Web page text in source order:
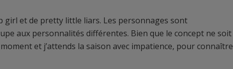
girl et de pretty little liars. Les personnages sont
aux personnalités différentes. Bien que le concept ne soit
et j’attends la saison avec impatience, pour connaître